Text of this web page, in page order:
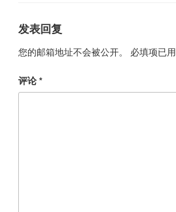
发表回复
您的邮箱地址不会被公开。 必填项已用
评论*